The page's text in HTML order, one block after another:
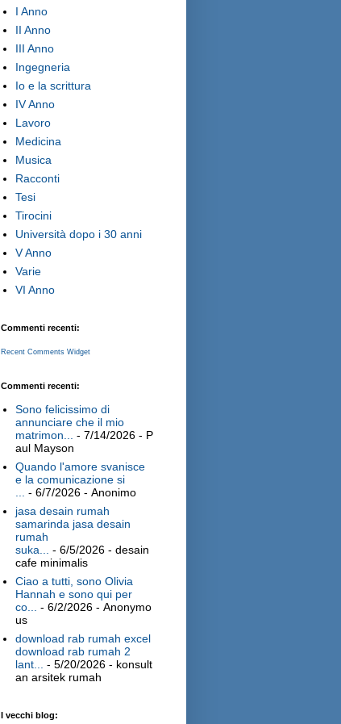
I Anno
II Anno
III Anno
Ingegneria
Io e la scrittura
IV Anno
Lavoro
Medicina
Musica
Racconti
Tesi
Tirocini
Università dopo i 30 anni
V Anno
Varie
VI Anno
Commenti recenti:
Recent Comments Widget
Commenti recenti:
Sono felicissimo di
annunciare che il mio
matrimon...
- 7/14/2026- P
aul Mayson
Quando l'amore svanisce
e la comunicazione si
- 6/7/2026- Anonimo
jasa desain rumah
samarinda jasa desain
rumah
suka...
- 6/5/2026- desain
cafe minimalis
Ciao a tutti, sono Olivia
Hannah e sono qui per
co...
- 6/2/2026- Anonymo
us
download rab rumah excel
download rab rumah 2
lant...
- 5/20/2026- konsult
an arsitek rumah
I vecchi blog: